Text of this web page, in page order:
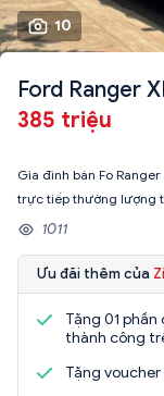
10
Ford Ranger
385 triệu
Gia đình bán Fo
trực tiếp thường lượng
1011
Ưu đãi thêm của
Tặng 01
thành công
Tặng